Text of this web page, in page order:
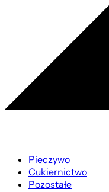
Pieczywo
Cukiernictwo
Pozostałe